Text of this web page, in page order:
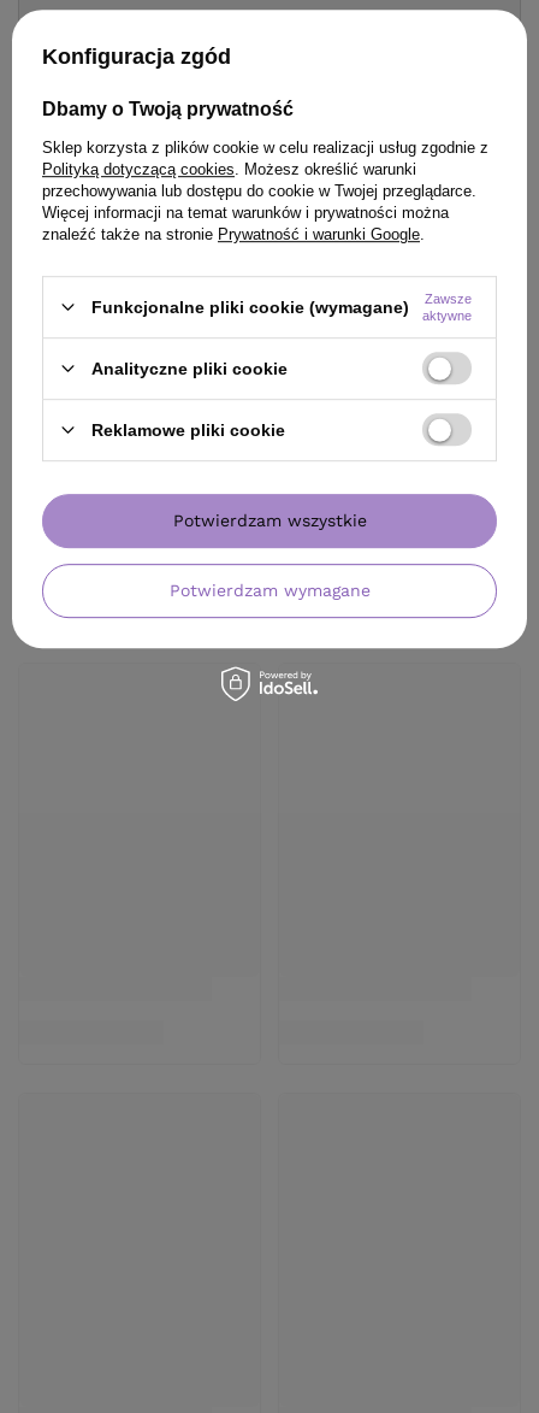
Zestaw Farba Montibello Cromatone 60 ml + Oksdant
aktywator Oxibel 60 ml
67,80 zł / szt.
44.90pkt.
Konfiguracja zgód
Dbamy o Twoją prywatność
Sklep korzysta z plików cookie w celu realizacji usług zgodnie z
Polityką dotyczącą cookies . Możesz określić warunki
przechowywania lub dostępu do cookie w Twojej przeglądarce.
Więcej informacji na temat warunków i prywatności można
znaleźć także na stronie Prywatność i warunki Google
Funkcjonalne pliki cookie (wymagane)
Zawsze
aktywne
Analityczne pliki cookie
Reklamowe pliki cookie
Potwierdzam wymagane
Potwierdzam wszystkie